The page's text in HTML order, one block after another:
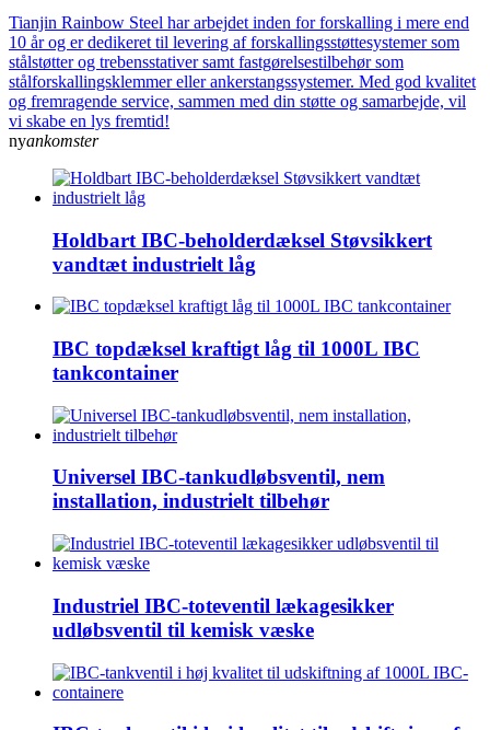
Tianjin Rainbow Steel har arbejdet inden for forskalling i mere end
10 år og er dedikeret til levering af forskallingsstøttesystemer som
stålstøtter og trebensstativer samt fastgørelsestilbehør som
stålforskallingsklemmer eller ankerstangssystemer. Med god kvalitet
og fremragende service, sammen med din støtte og samarbejde, vil
vi skabe en lys fremtid!
nyankomster
Holdbart IBC-beholderdæksel Støvsikkert
vandtæt industrielt låg
IBC topdæksel kraftigt låg til 1000L IBC
tankcontainer
Universel IBC-tankudløbsventil, nem
installation, industrielt tilbehør
Industriel IBC-toteventil lækagesikker
udløbsventil til kemisk væske